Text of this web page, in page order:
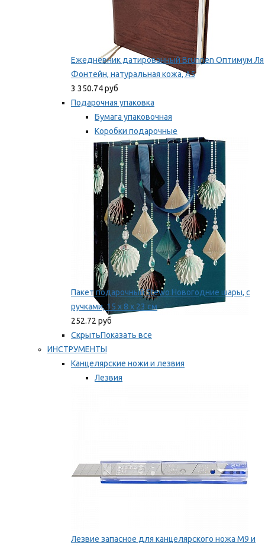
Ежедневник датированный Brunnen Оптимум Ля
Фонтейн, натуральная кожа, А5
3 350.74 руб
Подарочная упаковка
Бумага упаковочная
Коробки подарочные
Ленты, бобины
Мы рекомендуем
Пакет подарочный Stewo Новогодние шары, с
ручками, 15 х 8 х 23 см
252.72 руб
СкрытьПоказать все
ИНСТРУМЕНТЫ
Канцелярские ножи и лезвия
Лезвия
Лезвие запасное для канцелярского ножа M9 и